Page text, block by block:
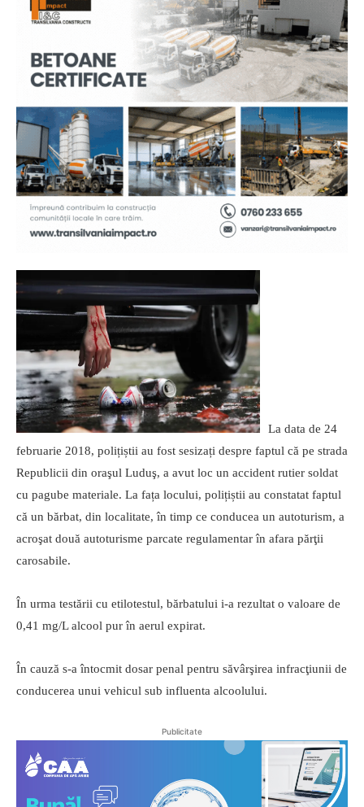
La data de 24
februarie 2018, polițiștii au fost sesizați despre faptul că pe strada
Republicii din oraşul Luduş, a avut loc un accident rutier soldat
cu pagube materiale. La fața locului, polițiștii au constatat faptul
că un bărbat, din localitate, în timp ce conducea un autoturism, a
acroşat două autoturisme parcate regulamentar în afara părţii
carosabile.
În urma testării cu etilotestul, bărbatului i-a rezultat o valoare de
0,41 mg/L alcool pur în aerul expirat.
În cauză s-a întocmit dosar penal pentru săvârşirea infracţiunii de
conducerea unui vehicul sub influenta alcoolului.
Publicitate